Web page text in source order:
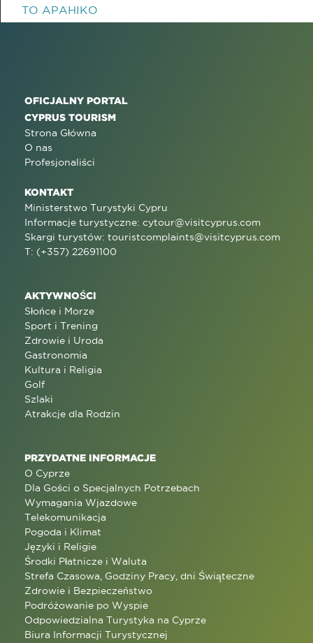
TO APAHIKO
OFICJALNY PORTAL
CYPRUS TOURISM
Strona Główna
O nas
Profesjonaliści
KONTAKT
Ministerstwo Turystyki Cypru
Informacje turystyczne: cytour@visitcyprus.com
Skargi turystów: touristcomplaints@visitcyprus.com
T: (+357) 22691100
AKTYWNOŚCI
Słońce i Morze
Sport i Trening
Zdrowie i Uroda
Gastronomia
Kultura i Religia
Golf
Szlaki
Atrakcje dla Rodzin
PRZYDATNE INFORMACJE
O Cyprze
Dla Gości o Specjalnych Potrzebach
Wymagania Wjazdowe
Telekomunikacja
Pogoda i Klimat
Języki i Religie
Środki Płatnicze i Waluta
Strefa Czasowa, Godziny Pracy, dni Świąteczne
Zdrowie i Bezpieczeństwo
Podróżowanie po Wyspie
Odpowiedzialna Turystyka na Cyprze
Biura Informacji Turystycznej